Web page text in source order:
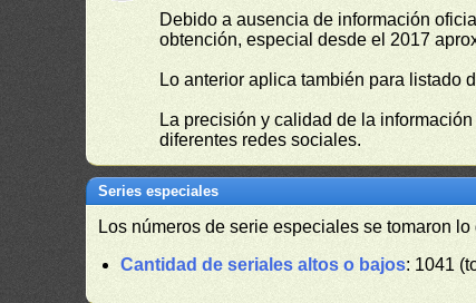
Debido a ausencia de información
obtención, especial desde el 2017
Lo anterior aplica también para listado
La precisión y calidad de la
diferentes redes sociales.
Series especiales
Los números de serie especiales se tomaron lo
Cantidad de seriales altos o bajos: 1041